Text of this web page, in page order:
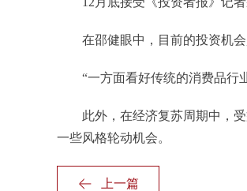
在邵健眼中，目前的投资机会
“一方面看好传统的消费品行业
此外，在经济复苏周期中，受
一些风格轮动机会。
上一篇